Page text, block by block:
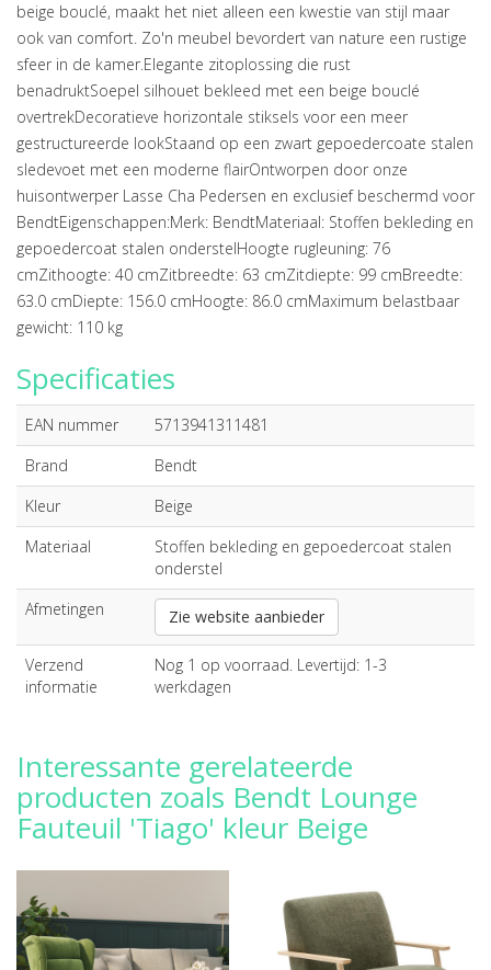
beige bouclé, maakt het niet alleen een kwestie van stijl maar
ook van comfort. Zo'n meubel bevordert van nature een rustige
sfeer in de kamer.Elegante zitoplossing die rust
benadruktSoepel silhouet bekleed met een beige bouclé
overtrekDecoratieve horizontale stiksels voor een meer
gestructureerde lookStaand op een zwart gepoedercoate stalen
sledevoet met een moderne flairOntworpen door onze
huisontwerper Lasse Cha Pedersen en exclusief beschermd voor
BendtEigenschappen:Merk: BendtMateriaal: Stoffen bekleding en
gepoedercoat stalen onderstelHoogte rugleuning: 76
cmZithoogte: 40 cmZitbreedte: 63 cmZitdiepte: 99 cmBreedte:
63.0 cmDiepte: 156.0 cmHoogte: 86.0 cmMaximum belastbaar
gewicht: 110 kg
Specificaties
EAN nummer
5713941311481
Brand
Bendt
Kleur
Beige
Materiaal
Stoffen bekleding en gepoedercoat stalen
onderstel
Afmetingen
Zie website aanbieder
Verzend
informatie
Nog 1 op voorraad. Levertijd: 1-3
werkdagen
Interessante gerelateerde
producten zoals Bendt Lounge
Fauteuil 'Tiago' kleur Beige